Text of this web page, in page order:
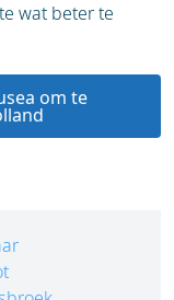
wat beter te
om te